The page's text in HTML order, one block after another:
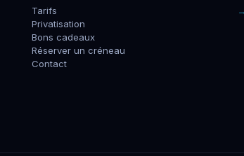
Tarifs
Privatisation
Bons cadeaux
Réserver un créneau
Contact